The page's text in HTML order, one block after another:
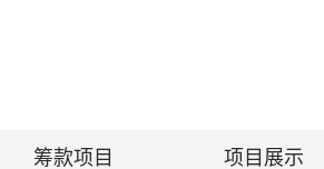
筹款项目 项目展示